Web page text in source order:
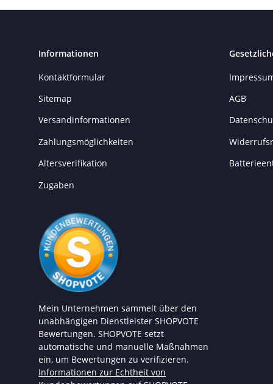
Informationen
Kontaktformular
Sitemap
Versandinformationen
Zahlungsmöglichkeiten
Altersverifikation
Zugaben
AGB
Mein Unternehmen sammelt über den
unabhängigen Dienstleister SHOPVOTE
Bewertungen. SHOPVOTE setzt
automatische und manuelle Maßnahmen
ein, um Bewertungen zu verifizieren.
Informationen zur Echtheit von